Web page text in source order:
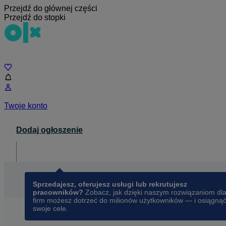
Przejdź do głównej części
Przejdź do stopki
Twoje konto
Dodaj ogłoszenie
Sprzedajesz, oferujesz usługi lub rekrutujesz
pracowników? Zobacz, jak dzięki naszym rozwiązaniom dla
firm możesz dotrzeć do milionów użytkowników — i osiągnąć
swoje cele.